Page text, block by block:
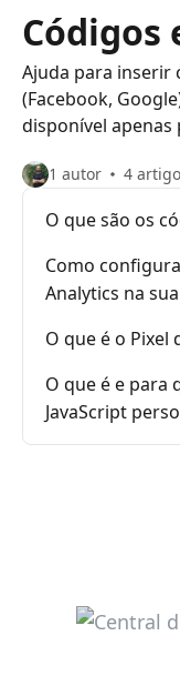
Códigos
Ajuda para inserir
(Facebook,
disponível apenas
1 autor 4
O que são os
Como
Analytics na
O que é o Pixel
O que é e para
JavaScript